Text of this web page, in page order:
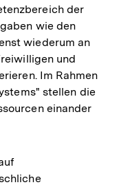
der
wie den
wiederum an
und
Im Rahmen
stellen die
einander